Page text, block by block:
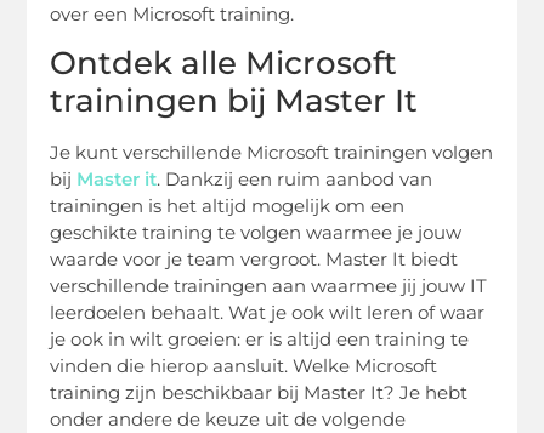
over een Microsoft training.
Ontdek alle Microsoft
trainingen bij Master It
Je kunt verschillende Microsoft trainingen volgen
bij Master it. Dankzij een ruim aanbod van
trainingen is het altijd mogelijk om een
geschikte training te volgen waarmee je jouw
waarde voor je team vergroot. Master It biedt
verschillende trainingen aan waarmee jij jouw IT
leerdoelen behaalt. Wat je ook wilt leren of waar
je ook in wilt groeien: er is altijd een training te
vinden die hierop aansluit. Welke Microsoft
training zijn beschikbaar bij Master It? Je hebt
onder andere de keuze uit de volgende